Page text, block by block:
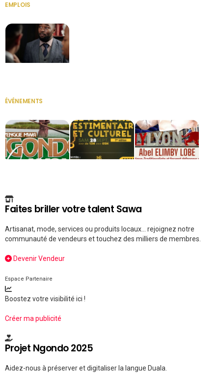
EMPLOIS
ÉVÉNEMENTS
Faites briller votre talent Sawa
Artisanat, mode, services ou produits locaux... rejoignez notre
communauté de vendeurs et touchez des milliers de membres.
Devenir Vendeur
Espace Partenaire
Boostez votre visibilité ici !
Créer ma publicité
Projet Ngondo 2025
Aidez-nous à préserver et digitaliser la langue Duala.